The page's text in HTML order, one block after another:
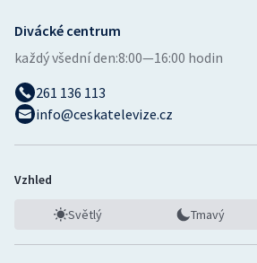
Divácké centrum
každý všední den:8:00—16:00 hodin
261 136 113
info@ceskatelevize.cz
Vzhled
Světlý Tmavý